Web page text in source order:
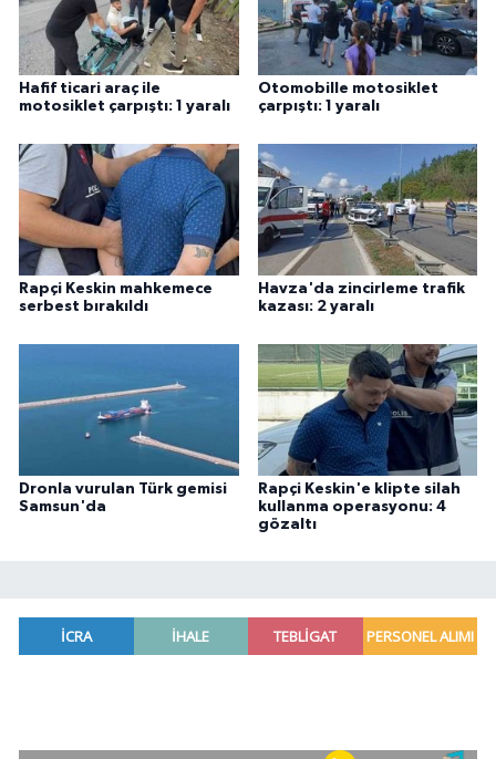
Hafif ticari araç ile
motosiklet çarpıştı: 1 yaralı
Otomobille motosiklet
çarpıştı: 1 yaralı
Rapçi Keskin mahkemece
serbest bırakıldı
Havza'da zincirleme trafik
kazası: 2 yaralı
Dronla vurulan Türk gemisi
Samsun'da
Rapçi Keskin'e klipte silah
kullanma operasyonu: 4
gözaltı